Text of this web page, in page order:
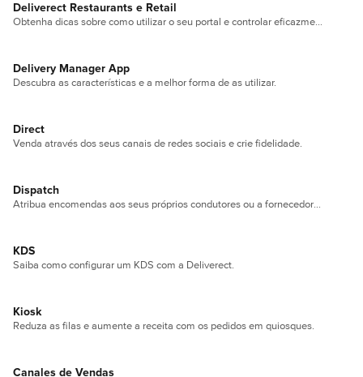
Deliverect Restaurants e Retail
Obtenha dicas sobre como utilizar o seu portal e controlar eficazmente a sua empresa.
Delivery Manager App
Descubra as características e a melhor forma de as utilizar.
Direct
Venda através dos seus canais de redes sociais e crie fidelidade.
Dispatch
Atribua encomendas aos seus próprios condutores ou a fornecedores locais de última milha.
KDS
Saiba como configurar um KDS com a Deliverect.
Kiosk
Reduza as filas e aumente a receita com os pedidos em quiosques.
Canales de Vendas